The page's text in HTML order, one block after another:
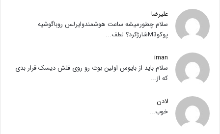
علیرضا
سلام چطورمیشه ساعت هوشمندوایرلس روباگوشیه
پوکوM3شارژکرد؟ لطف...
iman
سلام باید از بایوس اولین بوت رو روی فلش دیسک قرار بدی
که از...
لادن
خوب...